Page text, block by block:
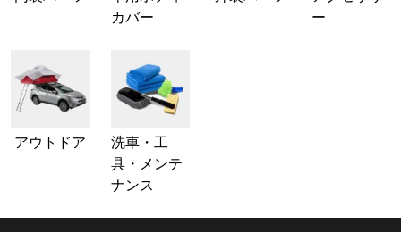
カバー
ー
アウトドア
洗車・工
具・メンテ
ナンス